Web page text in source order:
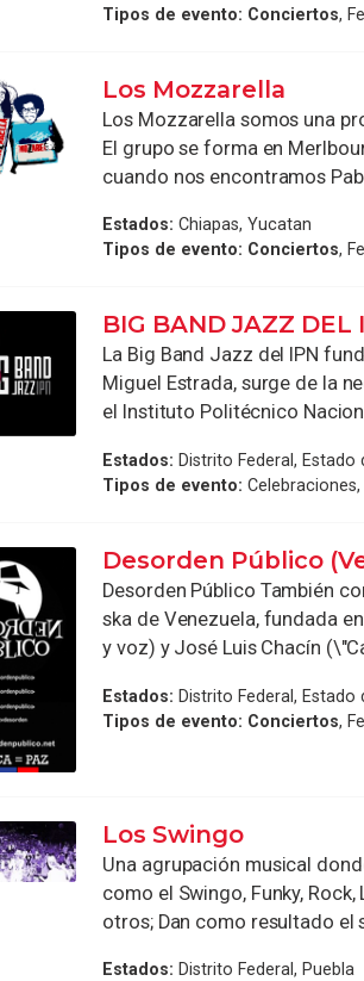
Tipos de evento: Conciertos,
Los Mozzarella
Los Mozzarella somos una
El grupo se forma en
cuando nos encontramos
Estados: Chiapas, Yucatan
Tipos de evento: Conciertos,
BIG BAND JAZZ DEL
La Big Band Jazz del IPN
Miguel Estrada, surge de la
el Instituto Politécnico
Estados: Distrito Federal, Estado
Tipos de evento: Celebraciones,
Desorden Público
Desorden Público También
ska de Venezuela, fundada
y voz) y José Luis Chacín
Estados: Distrito Federal, Estado
Tipos de evento: Conciertos,
Los Swingo
Una agrupación musical
como el Swingo, Funky,
otros; Dan como resultado el
Estados: Distrito Federal, Puebla